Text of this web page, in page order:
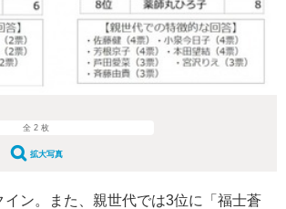
全 2 枚
拡大写真
ン。また、親世代では3位に「福士蒼